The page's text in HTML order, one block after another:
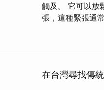
觸及。 它可以放
張，這種緊張通
在台灣尋找傳